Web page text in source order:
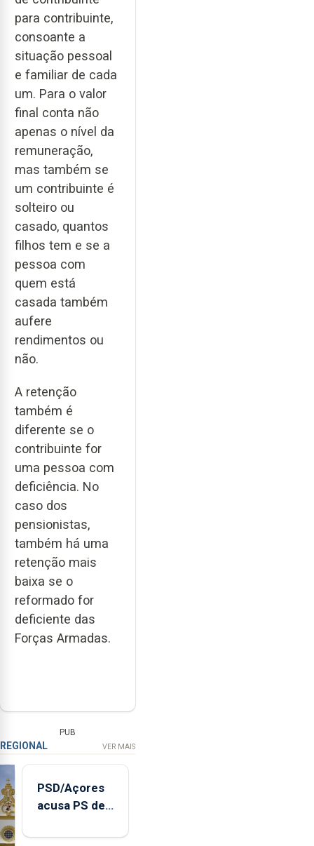
para contribuinte,
consoante a
situação pessoal
e familiar de cada
um. Para o valor
final conta não
apenas o nível da
remuneração,
mas também se
um contribuinte é
solteiro ou
casado, quantos
filhos tem e se a
pessoa com
quem está
casada também
aufere
rendimentos ou
não.
A retenção
também é
diferente se o
contribuinte for
uma pessoa com
deficiência. No
caso dos
pensionistas,
também há uma
retenção mais
baixa se o
reformado for
deficiente das
Forças Armadas.
PUB
REGIONAL VER MAIS
PSD/Açores
acusa PS de
contraditória"